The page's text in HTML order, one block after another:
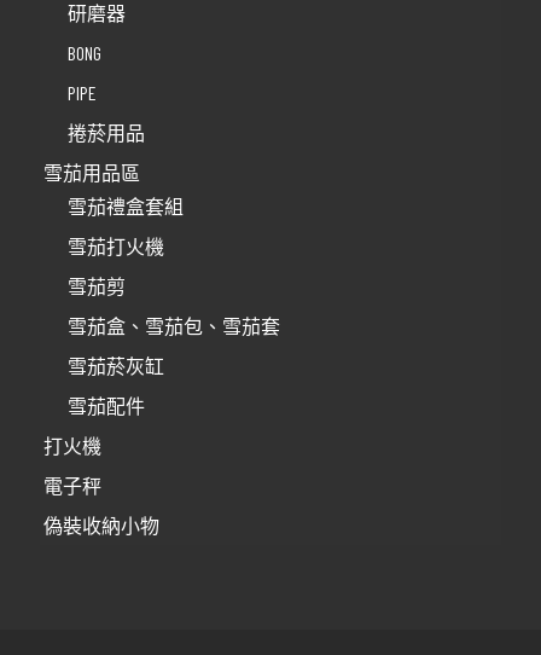
研磨器
BONG
PIPE
捲菸用品
雪茄用品區
雪茄禮盒套組
雪茄打火機
雪茄剪
雪茄盒、雪茄包、雪茄套
雪茄菸灰缸
雪茄配件
打火機
電子秤
偽裝收納小物